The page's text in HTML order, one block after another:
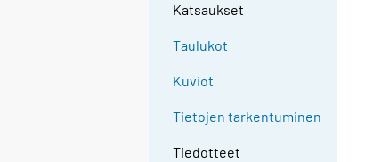
Katsaukset
Taulukot
Kuviot
Tietojen tarkentuminen
Tiedotteet